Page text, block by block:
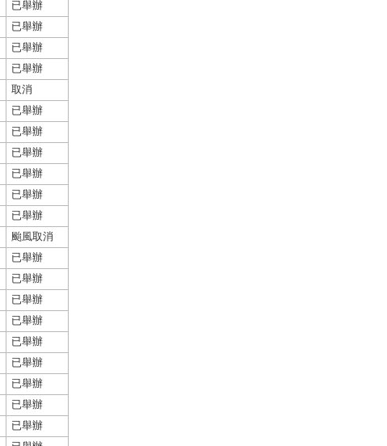
已舉辦
已舉辦
已舉辦
已舉辦
取消
已舉辦
已舉辦
已舉辦
已舉辦
已舉辦
已舉辦
颱風取消
已舉辦
已舉辦
已舉辦
已舉辦
已舉辦
已舉辦
已舉辦
已舉辦
已舉辦